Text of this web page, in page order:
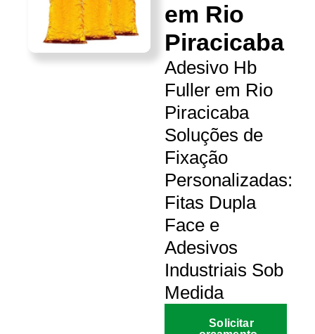
em Rio
Piracicaba
Adesivo Hb
Fuller em Rio
Piracicaba
Soluções de
Fixação
Personalizadas:
Fitas Dupla
Face e
Adesivos
Industriais Sob
Medida
Solicitar